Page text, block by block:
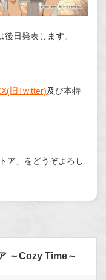
日発表します。
旧Twitter)及び本特
ア」をどうぞよろし
～Cozy Time～